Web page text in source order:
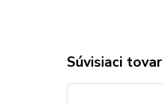
Súvisiaci tovar